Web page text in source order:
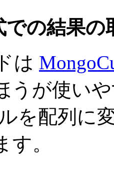
での結果の
は
うが使い
を配列に
す。